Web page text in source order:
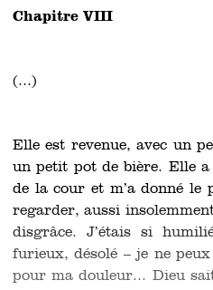
Chapitre VIII
(...)
Elle est revenue, avec un
un petit pot de bière. Elle
de la cour et m’a donné le
regarder, aussi
disgrâce. J’étais si
furieux, désolé – je ne
pour ma douleur... Dieu